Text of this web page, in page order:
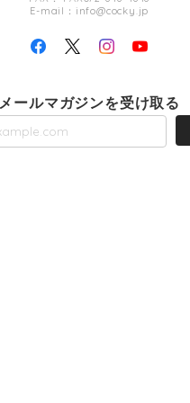
E-mail： info@cocky.jp
メールマガジンを受け取る